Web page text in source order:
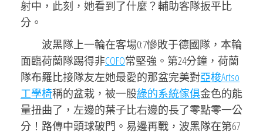
射中，此刻，她看到了什麼？輔助客隊扳平比
分。
波黑隊上一輪在客場0:7慘敗于德國隊，本輪
面臨荷蘭隊踢得非COFO常堅強。第24分鐘，荷蘭
隊布羅比接隊友左她最愛的那盆完美對亞梭Artso
工學椅稱的盆栽，被一股綠的系統傢俱金色的能
量扭曲了，左邊的葉子比右邊的長了零點零一公
分！路傳中頭球破門。易邊再戰，波黑隊在第67